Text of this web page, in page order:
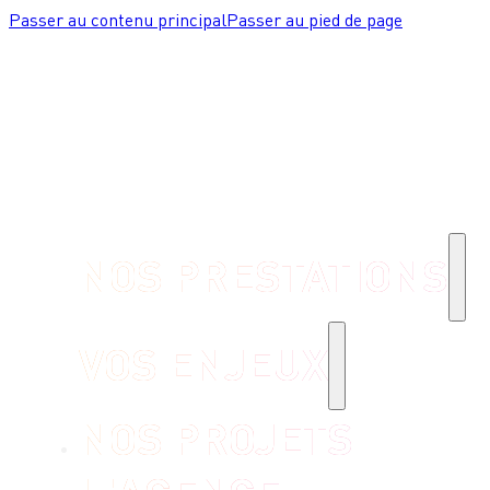
Passer au contenu principalPasser au pied de page
NOS PRESTATIONS
VOS ENJEUX
NOS PROJETS